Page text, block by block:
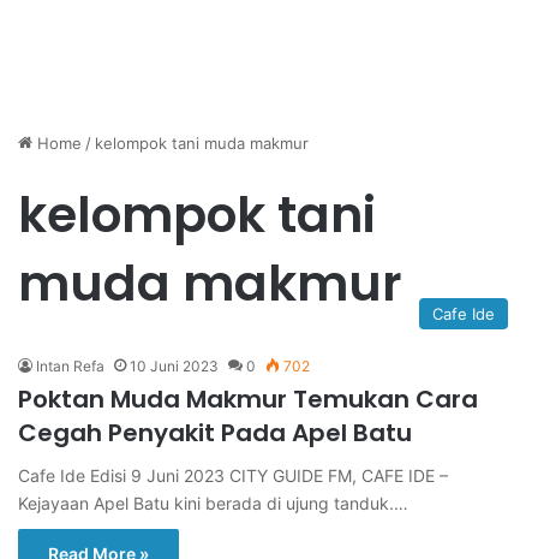
Home / kelompok tani muda makmur
kelompok tani
muda makmur
Cafe Ide
Intan Refa 10 Juni 2023 0 702
Poktan Muda Makmur Temukan Cara
Cegah Penyakit Pada Apel Batu
Cafe Ide Edisi 9 Juni 2023 CITY GUIDE FM, CAFE IDE –
Kejayaan Apel Batu kini berada di ujung tanduk.…
Read More »